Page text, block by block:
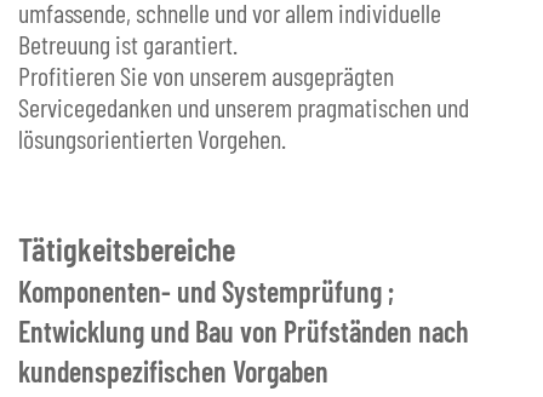
umfassende, schnelle und vor allem individuelle
Betreuung ist garantiert.
Profitieren Sie von unserem ausgeprägten
Servicegedanken und unserem pragmatischen und
lösungsorientierten Vorgehen.
Tätigkeitsbereiche
Komponenten- und Systemprüfung ;
Entwicklung und Bau von Prüfständen nach
kundenspezifischen Vorgaben